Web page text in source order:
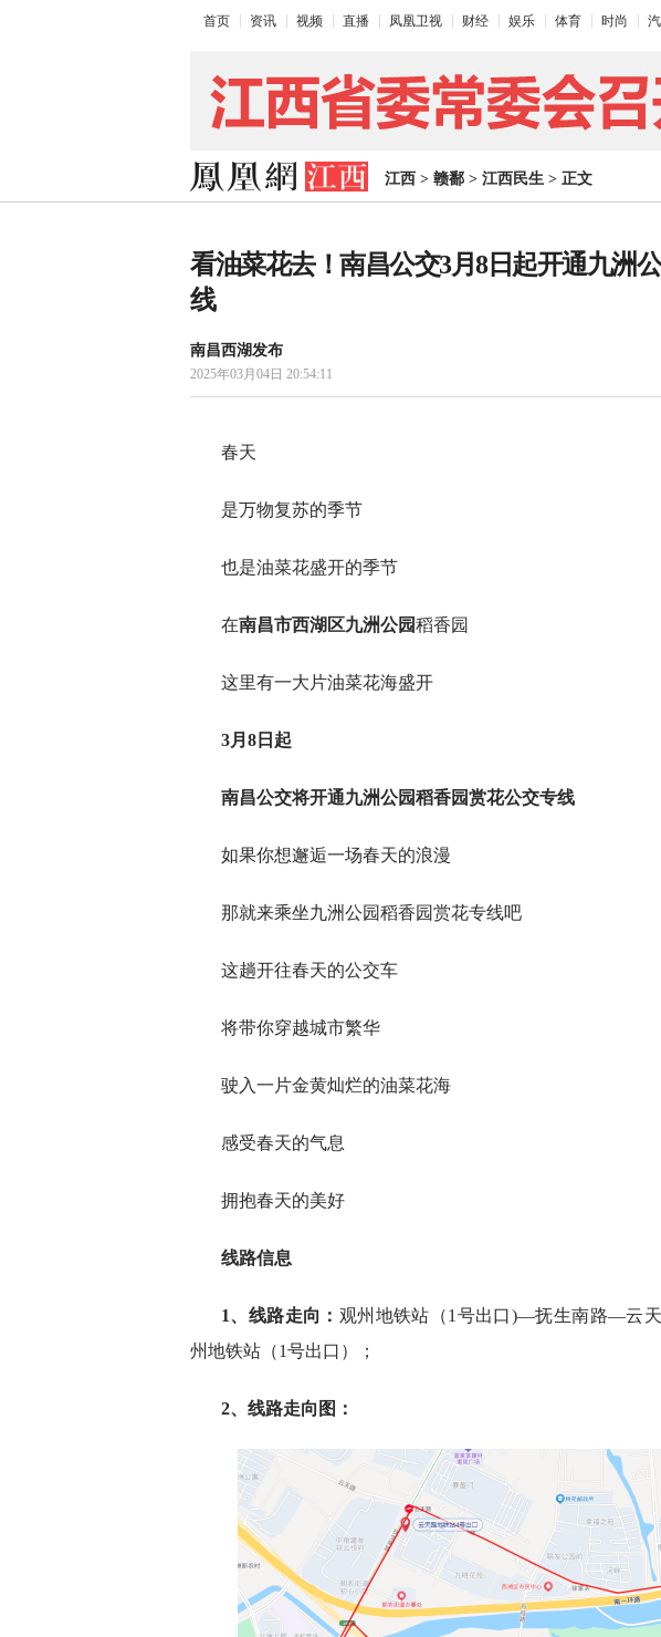
首页 资讯 视频 直播 凤凰卫视 财经 娱乐 体育 时尚
江西 > 赣鄱 > 江西民生 > 正文
看油菜花去！南昌公交3月8日起开通九洲
线
南昌西湖发布
2025年03月04日 20:54:11
春天
是万物复苏的季节
也是油菜花盛开的季节
在南昌市西湖区九洲公园稻香园
这里有一大片油菜花海盛开
3月8日起
南昌公交将开通九洲公园稻香园赏花公交专线
如果你想邂逅一场春天的浪漫
那就来乘坐九洲公园稻香园赏花专线吧
这趟开往春天的公交车
将带你穿越城市繁华
驶入一片金黄灿烂的油菜花海
感受春天的气息
拥抱春天的美好
线路信息
1、线路走向： 观州地铁站（1号出口)—抚生南路—云
州地铁站（1号出口）；
2、线路走向图：